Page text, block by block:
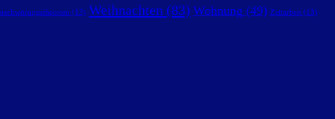
(13) Weihnachten (83) Wohnung (49) Zeitarbeit (13)